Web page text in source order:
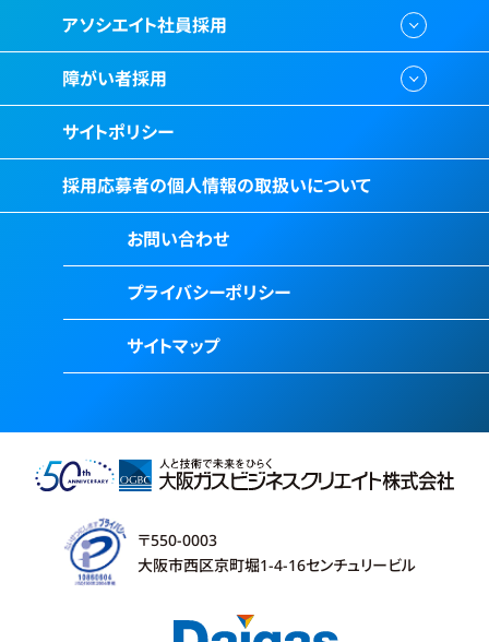
アソシエイト社員採用
障がい者採用
採用応募者の個人情報の取扱いについて
お問い合わせ
プライバシーポリシー
サイトポリシー
サイトマップ
〒550-0003
大阪市西区京町堀1-4-16センチュリービル